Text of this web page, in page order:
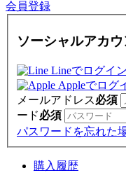
会員登録
ソーシャルアカ
Lineでログイン
Appleでログ
メールアドレス必須
ード必須
パスワードを忘れた
購入履歴